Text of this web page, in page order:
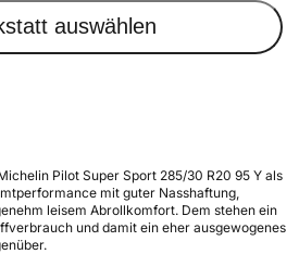
auswählen
Pilot Super Sport 285/30 R20 95 Y als
mit guter Nasshaftung,
leisem Abrollkomfort. Dem stehen ein
und damit ein eher ausgewogenes